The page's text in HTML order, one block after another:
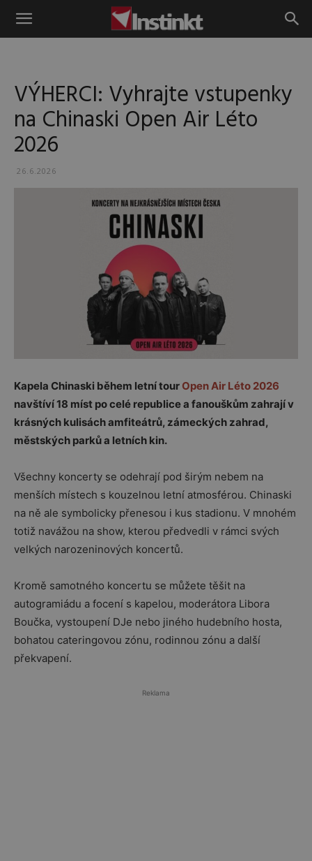
Instinkt
VÝHERCI: Vyhrajte vstupenky
na Chinaski Open Air Léto
2026
26.6.2026
Kapela Chinaski během letní tour Open Air Léto 2026
navštíví 18 míst po celé republice a fanouškům zahrají v
krásných kulisách amfiteátrů, zámeckých zahrad,
městských parků a letních kin.
Všechny koncerty se odehrají pod širým nebem na
menších místech s kouzelnou letní atmosférou. Chinaski
na ně ale symbolicky přenesou i kus stadionu. V mnohém
totiž navážou na show, kterou předvedli v rámci svých
velkých narozeninových koncertů.
Kromě samotného koncertu se můžete těšit na
autogramiádu a focení s kapelou, moderátora Libora
Boučka, vystoupení DJe nebo jiného hudebního hosta,
bohatou cateringovou zónu, rodinnou zónu a další
překvapení.
Reklama